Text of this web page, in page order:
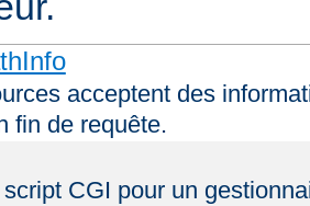
acceptent des
fin de requête.
CGI pour un